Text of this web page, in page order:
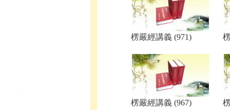
楞嚴經講義 (971)
楞嚴經講義 (967)